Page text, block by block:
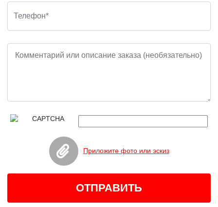
Приложите фото или эскиз